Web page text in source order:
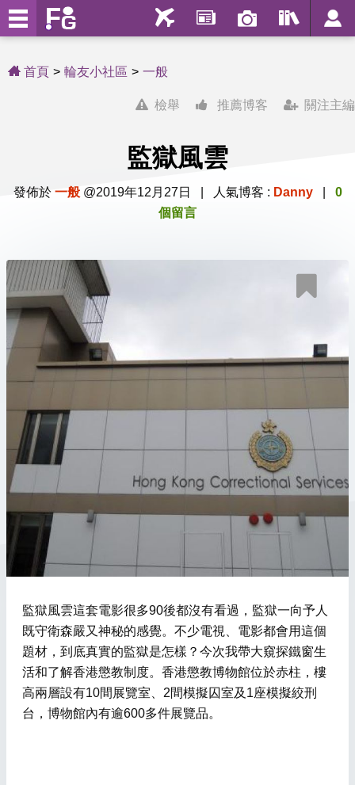
首頁 輪友小社區 一般
關注主編
推薦博客
檢舉
監獄風雲
發佈於 一般@2019年12月27日 | 人氣博客 : Danny| 0
個留言
監獄風雲這套電影很多90後都沒有看過，監獄一向予人
既守衛森嚴又神秘的感覺。不少電視、電影都會用這個
題材，到底真實的監獄是怎樣？今次我帶大窺探鐵窗生
活和了解香港懲教制度。香港懲教博物館位於赤柱，樓
高兩層設有10間展覽室、2間模擬囚室及1座模擬絞刑
台，博物館內有逾600多件展覽品。